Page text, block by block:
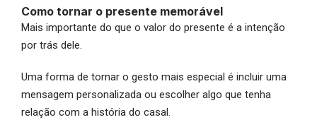
Como tornar o presente memorável
Mais importante do que o valor do presente é a intenção
por trás dele.
Uma forma de tornar o gesto mais especial é incluir uma
mensagem personalizada ou escolher algo que tenha
relação com a história do casal.